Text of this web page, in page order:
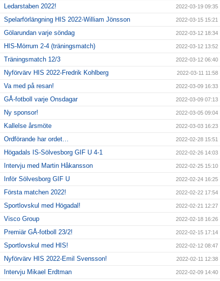
Ledarstaben 2022! 2022-03-19 09:35
Spelarförlängning HIS 2022-William Jönsson 2022-03-15 15:21
Gölarundan varje söndag 2022-03-12 18:34
HIS-Mörrum 2-4 (träningsmatch) 2022-03-12 13:52
Träningsmatch 12/3 2022-03-12 06:40
Nyförvärv HIS 2022-Fredrik Kohlberg 2022-03-11 11:58
Va med på resan! 2022-03-09 16:33
GÅ-fotboll varje Onsdagar 2022-03-09 07:13
Ny sponsor! 2022-03-05 09:04
Kallelse årsmöte 2022-03-03 16:23
Ordförande har ordet… 2022-02-28 15:51
Högadals IS-Sölvesborg GIF U 4-1 2022-02-26 14:03
Intervju med Martin Håkansson 2022-02-25 15:10
Inför Sölvesborg GIF U 2022-02-24 16:25
Första matchen 2022! 2022-02-22 17:54
Sportlovskul med Högadal! 2022-02-21 12:27
Visco Group 2022-02-18 16:26
Premiär GÅ-fotboll 23/2! 2022-02-15 17:14
Sportlovskul med HIS! 2022-02-12 08:47
Nyförvärv HIS 2022-Emil Svensson! 2022-02-11 12:38
Intervju Mikael Erdtman 2022-02-09 14:40